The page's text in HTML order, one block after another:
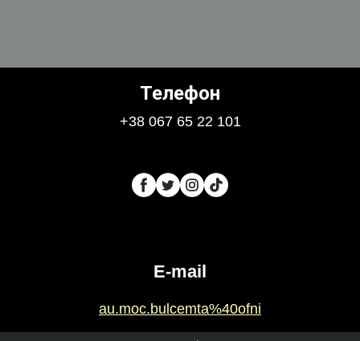
Телефон
+38 067 65 22 101
E-mail
au.moc.bulcemta%40ofni